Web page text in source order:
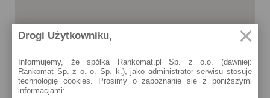
Drogi Użytkowniku,
Informujemy, że spółka Rankomat.pl Sp. z o.o. (dawniej:
Rankomat Sp. z o. o. Sp. k.), jako administrator serwisu stosuje
technologię cookies. Prosimy o zapoznanie się z poniższymi
informacjami: